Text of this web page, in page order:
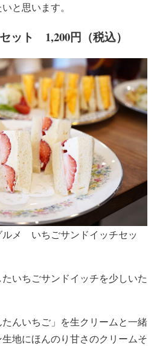
と思います。
ット 1,200円（税込）
ルメ いちごサンドイッチセッ
いちごサンドイッチを少しいた
んいちご」を生クリームと一緒
地にほんのり甘さのクリームそ